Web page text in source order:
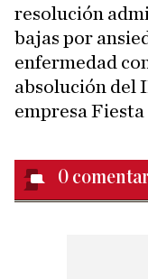
resolución
bajas por
enfermedad
absolución del
empresa
0